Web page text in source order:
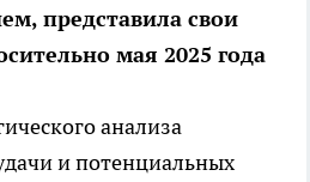
представила свои
мая 2025 года
анализа
и потенциальных